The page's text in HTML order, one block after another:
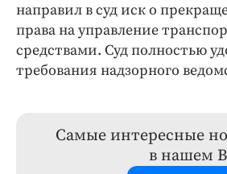
направил в суд иск о
права на управление
средствами. Суд полностью
требования надзорного
Самые интересные
в нашем